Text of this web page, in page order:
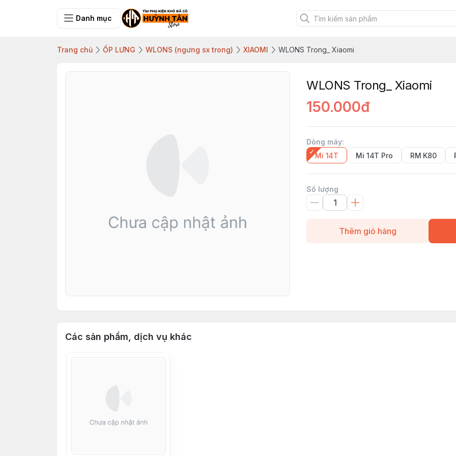
Danh mục
Trang chủ ỐP LƯNG WLONS (ngưng sx trong) XIAOMI WLONS Trong_ Xiaomi
WLONS Trong_ Xiaomi
150.000đ
Dòng máy:
Mi 14T
Mi 14T Pro RM K80
Số lượng
Thêm giỏ hàng
Các sản phẩm, dịch vụ khác